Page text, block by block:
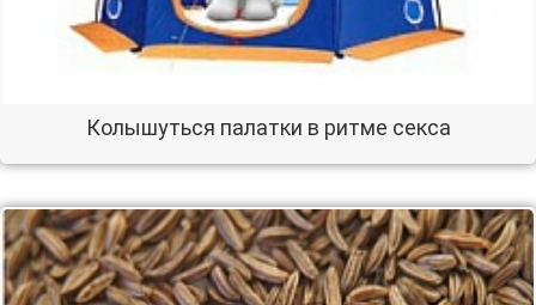
Колышуться палатки в ритме секса